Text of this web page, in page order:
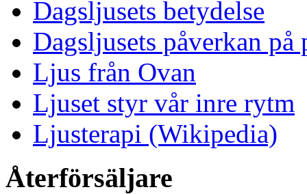
Dagsljusets betydelse
Dagsljusets påverkan på
Ljus från Ovan
Ljuset styr vår inre rytm
Ljusterapi (Wikipedia)
Återförsäljare